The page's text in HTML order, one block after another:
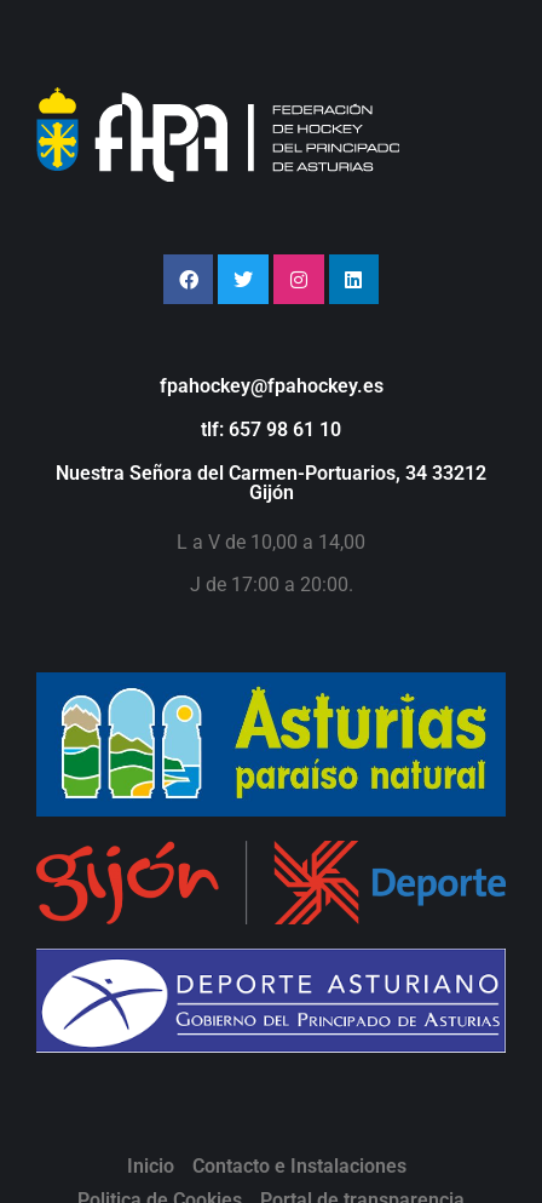
fpahockey@fpahockey.es
tlf: 657 98 61 10
Nuestra Señora del Carmen-Portuarios, 34 33212
Gijón
L a V de 10,00 a 14,00
J de 17:00 a 20:00.
Inicio
Contacto e Instalaciones